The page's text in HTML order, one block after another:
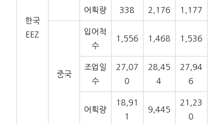
한국
EEZ
어획량 338 2,176 1,177
중국
입어척
수
1,556 1,468 1,536
조업일
수
27,07
0
28,45
4
27,94
6
어획량
18,91
1
9,445
21,23
0